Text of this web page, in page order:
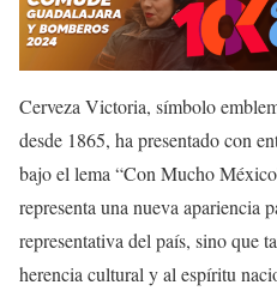
Cerveza Victoria, símbolo
desde 1865, ha presentado con
bajo el lema “Con Mucho
representa una nueva apariencia
representativa del país, sino que
herencia cultural y al espíritu